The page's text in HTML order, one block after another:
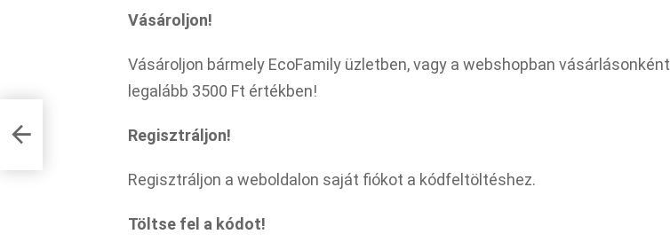
Vásároljon!
Vásároljon bármely EcoFamily üzletben, vagy a webshopban vásárlásonként
legalább 3500 Ft értékben!
Regisztráljon!
Regisztráljon a weboldalon saját fiókot a kódfeltöltéshez.
Töltse fel a kódot!